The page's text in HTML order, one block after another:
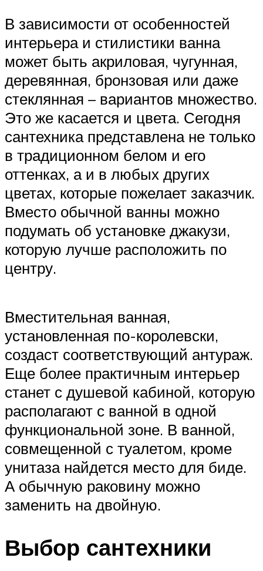
В зависимости от особенностей
интерьера и стилистики ванна
может быть акриловая, чугунная,
деревянная, бронзовая или даже
стеклянная – вариантов множество.
Это же касается и цвета. Сегодня
сантехника представлена не только
в традиционном белом и его
оттенках, а и в любых других
цветах, которые пожелает заказчик.
Вместо обычной ванны можно
подумать об установке джакузи,
которую лучше расположить по
центру.
Вместительная ванная,
установленная по-королевски,
создаст соответствующий антураж.
Еще более практичным интерьер
станет с душевой кабиной, которую
располагают с ванной в одной
функциональной зоне. В ванной,
совмещенной с туалетом, кроме
унитаза найдется место для биде.
А обычную раковину можно
заменить на двойную.
Выбор сантехники